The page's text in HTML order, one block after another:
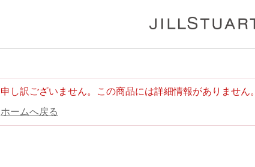
申し訳ございません。この商品には詳細情報がありません。
ホームへ戻る